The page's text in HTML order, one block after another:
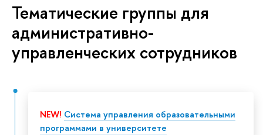
Тематические группы для
административно-
управленческих сотрудников
NEW! Система управления образовательными
программами в университете